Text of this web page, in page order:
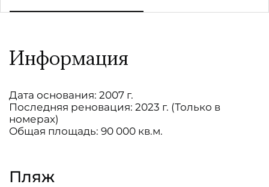
Информация
Дата основания: 2007 г.
Последняя реновация: 2023 г. (Только в
номерах)
Общая площадь: 90 000 кв.м.
Пляж